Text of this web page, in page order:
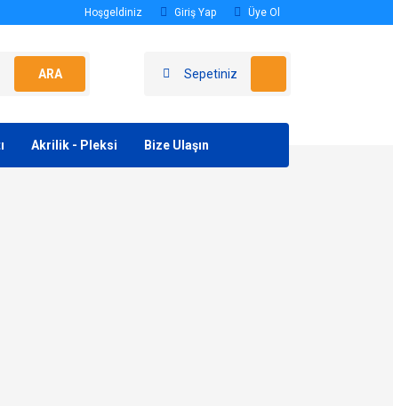
Hoşgeldiniz Giriş Yap Üye Ol
ARA Sepetiniz
Akrilik - Pleksi Bize Ulaşın